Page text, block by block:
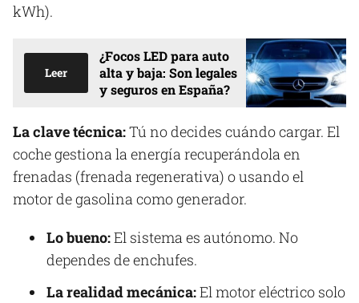
kWh).
Leer
¿Focos LED para auto
alta y baja: Son legales
y seguros en España?
La clave técnica:Tú no decides cuándo cargar. El
coche gestiona la energía recuperándola en
frenadas (frenada regenerativa) o usando el
motor de gasolina como generador.
Lo bueno:El sistema es autónomo. No
dependes de enchufes.
La realidad mecánica:El motor eléctrico solo